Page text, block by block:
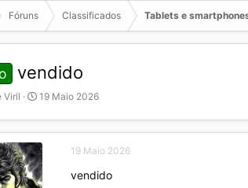
Fóruns Classificados Tablets e
vendido
Viril
D
t
d
e
I
19 Maio 2026
19 Maio 2026
vendido